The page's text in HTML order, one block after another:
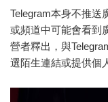
Telegram本身不推送
或頻道中可能會看到
營者釋出，與
選陌生連結或提供個